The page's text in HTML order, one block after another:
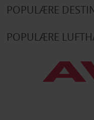
POPULÆRE
POPULÆRE